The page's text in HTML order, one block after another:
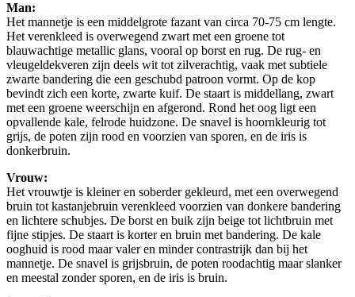
Man:
Het mannetje is een middelgrote fazant van circa 70-75 cm lengte.
Het verenkleed is overwegend zwart met een groene tot
blauwachtige metallic glans, vooral op borst en rug. De rug- en
vleugeldekveren zijn deels wit tot zilverachtig, vaak met subtiele
zwarte bandering die een geschubd patroon vormt. Op de kop
bevindt zich een korte, zwarte kuif. De staart is middellang, zwart
met een groene weerschijn en afgerond. Rond het oog ligt een
opvallende kale, felrode huidzone. De snavel is hoornkleurig tot
grijs, de poten zijn rood en voorzien van sporen, en de iris is
donkerbruin.
Vrouw:
Het vrouwtje is kleiner en soberder gekleurd, met een overwegend
bruin tot kastanjebruin verenkleed voorzien van donkere bandering
en lichtere schubjes. De borst en buik zijn beige tot lichtbruin met
fijne stipjes. De staart is korter en bruin met bandering. De kale
ooghuid is rood maar valer en minder contrastrijk dan bij het
mannetje. De snavel is grijsbruin, de poten roodachtig maar slanker
en meestal zonder sporen, en de iris is bruin.